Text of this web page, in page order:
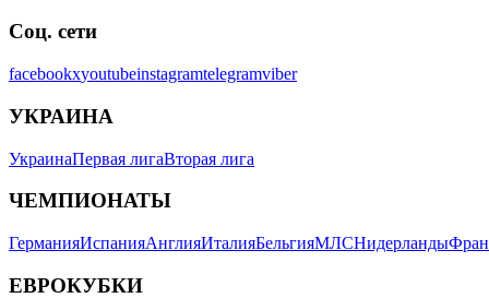
Соц. сети
facebookxyoutubeinstagramtelegramviber
УКРАИНА
УкраинаПервая лигаВторая лига
ЧЕМПИОНАТЫ
ГерманияИспанияАнглияИталияБельгияМЛСНидерланды
ЕВРОКУБКИ